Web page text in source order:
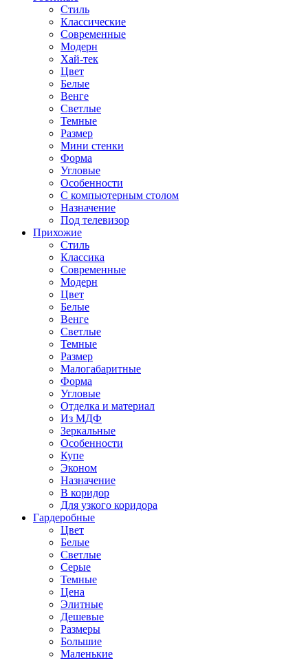
Стиль
Классические
Современные
Модерн
Хай-тек
Цвет
Белые
Венге
Светлые
Темные
Размер
Мини стенки
Форма
Угловые
Особенности
С компьютерным столом
Назначение
Под телевизор
Прихожие
Стиль
Классика
Современные
Модерн
Цвет
Белые
Венге
Светлые
Темные
Размер
Малогабаритные
Форма
Угловые
Отделка и материал
Из МДФ
Зеркальные
Особенности
Купе
Эконом
Назначение
В коридор
Для узкого коридора
Гардеробные
Цвет
Белые
Светлые
Серые
Темные
Цена
Элитные
Дешевые
Размеры
Большие
Маленькие